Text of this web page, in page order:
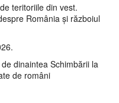
teritoriile din vest.
România și războiul
dinaintea Schimbării la
de români